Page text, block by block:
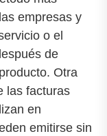
empresas y
o el
de
Otra
las facturas
en
emitirse sin